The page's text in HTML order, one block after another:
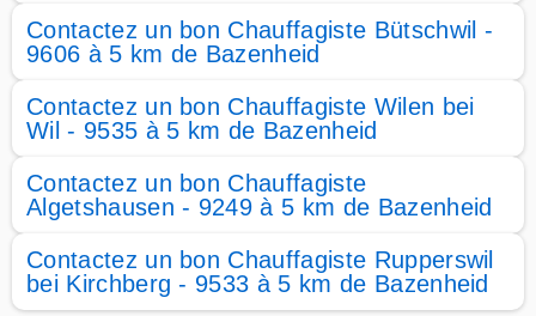
Contactez un bon Chauffagiste Bütschwil -
9606 à 5 km de Bazenheid
Contactez un bon Chauffagiste Wilen bei
Wil - 9535 à 5 km de Bazenheid
Contactez un bon Chauffagiste
Algetshausen - 9249 à 5 km de Bazenheid
Contactez un bon Chauffagiste Rupperswil
bei Kirchberg - 9533 à 5 km de Bazenheid